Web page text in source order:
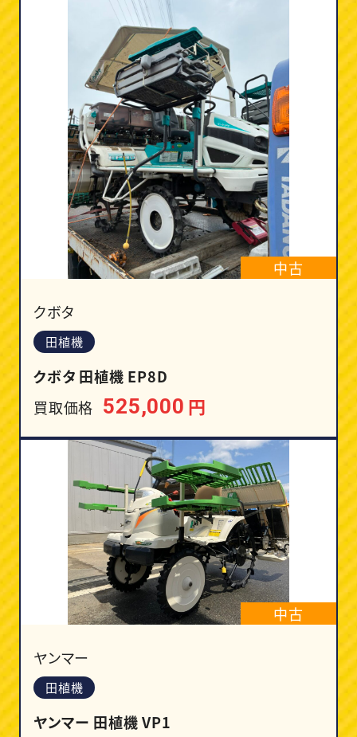
中古
クボタ
田植機
クボタ 田植機 EP8D
買取価格 525,000 円
中古
ヤンマー
田植機
ヤンマー 田植機 VP1